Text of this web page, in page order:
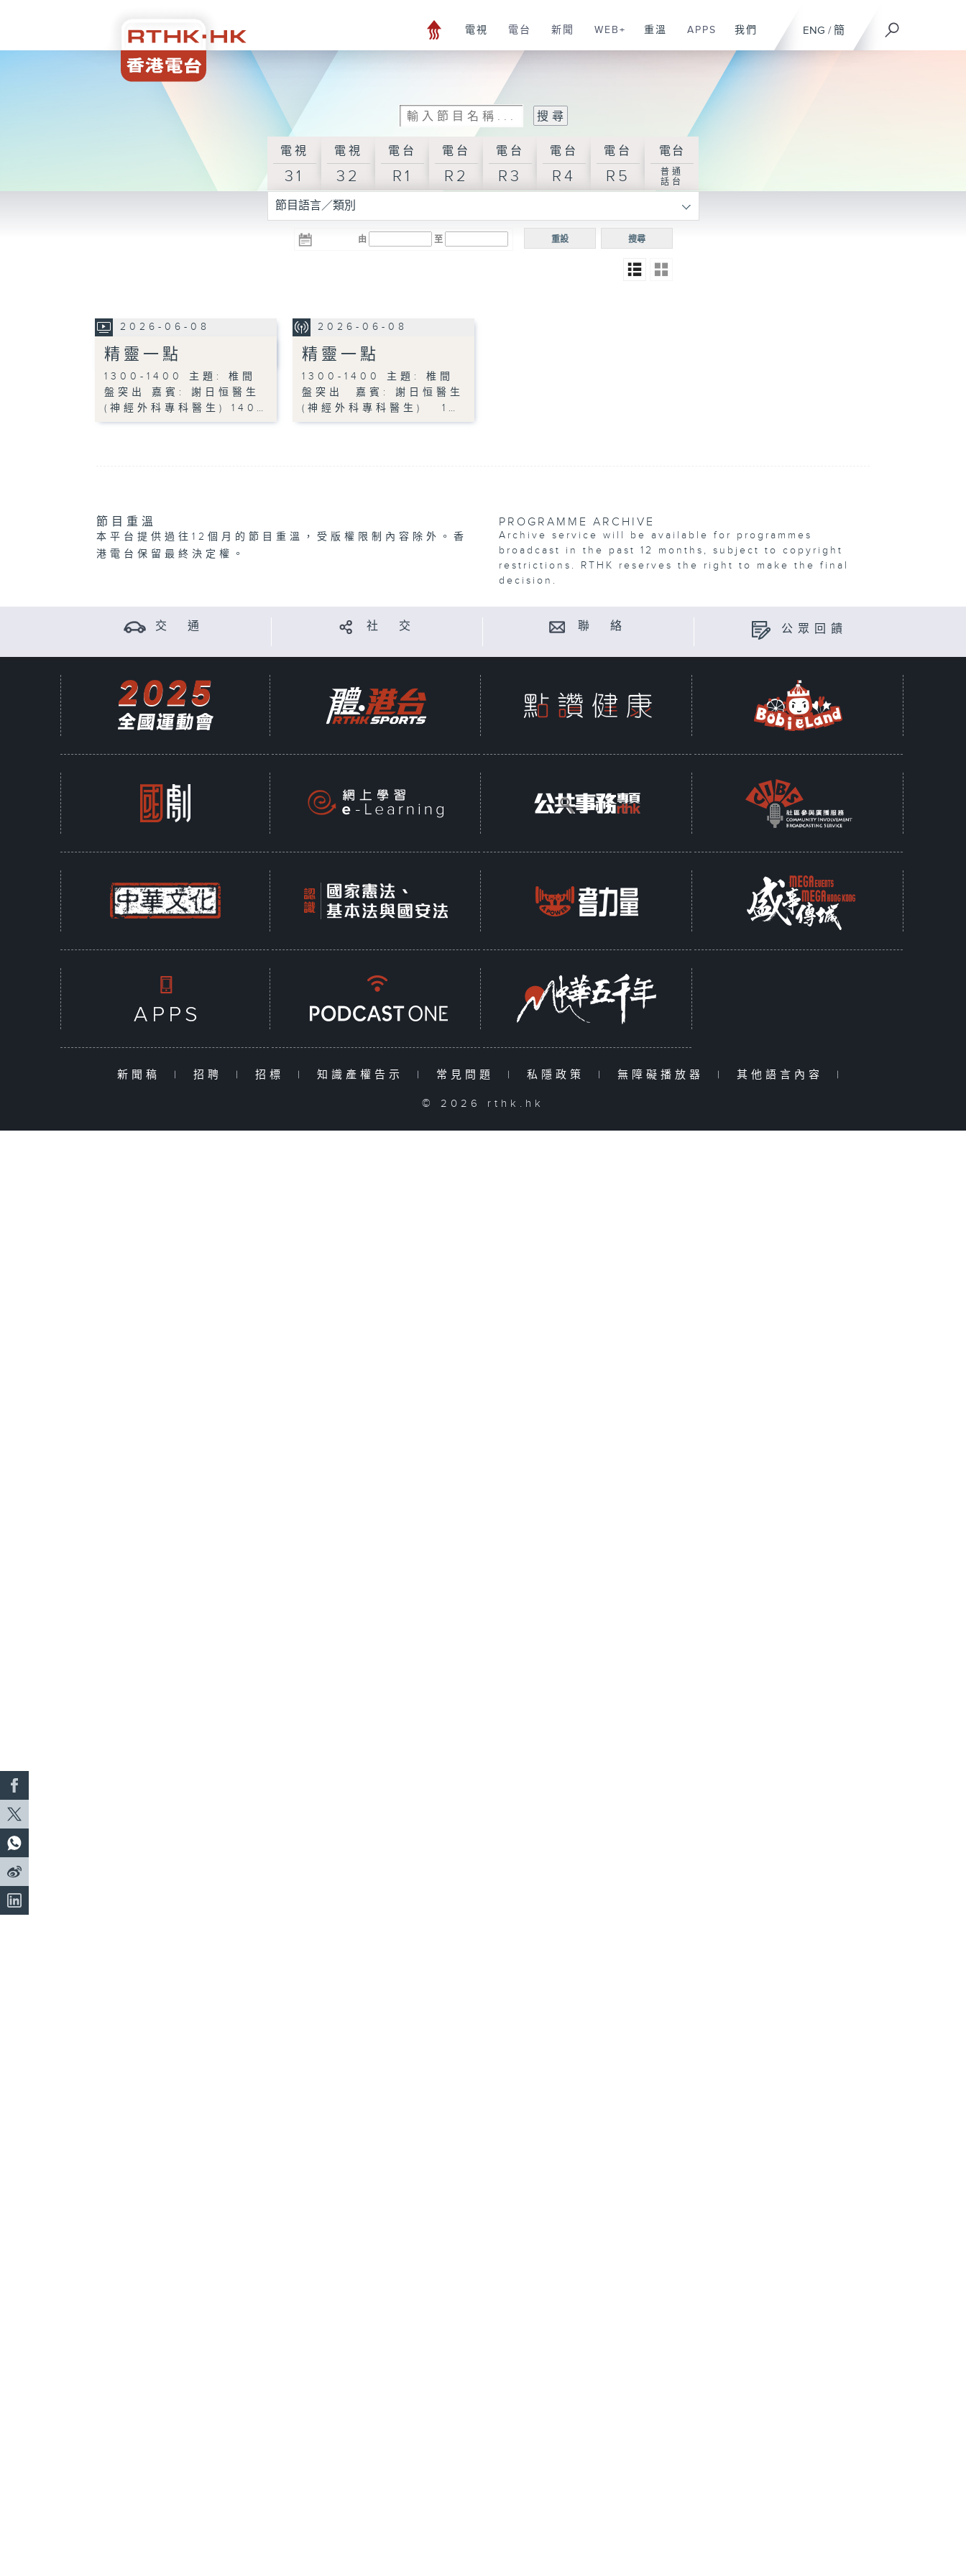
ENG / 簡
電視 電台 新聞 WEB+ 重溫 APPS 我們
電視
31
電視
32
電台
R1
電台
R2
電台
R3
電台
R4
電台
R5
電台
普通
話台
節目語言／類別
由 至 搜尋
重設
2026-06-08
精靈一點
1300-1400 主題: 椎間
盤突出 嘉賓: 謝日恒醫生
(神經外科專科醫生) 140…
2026-06-08
精靈一點
1300-1400 主題: 椎間
盤突出 嘉賓: 謝日恒醫生
(神經外科專科醫生) 1…
節目重溫
本平台提供過往12個月的節目重溫，受版權限制內容除外。香
港電台保留最終決定權。
PROGRAMME ARCHIVE
Archive service will be available for programmes
broadcast in the past 12 months, subject to copyright
restrictions. RTHK reserves the right to make the final
decision.
交 通 社 交 聯 絡 公眾回饋
新聞稿 | 招聘 | 招標 | 知識產權告示 | 常見問題 | 私隱政策 | 無障礙播放器 | 其他語言內容 |
© 2026 rthk.hk